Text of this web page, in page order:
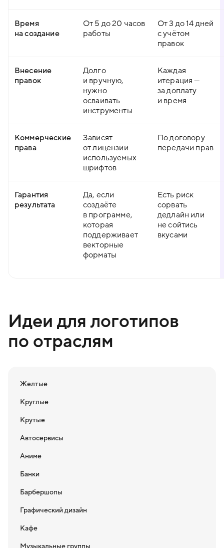
Время
на создание
От 5 до 20 часов
работы
От 3 до 14 дней
с учётом
правок
Внесение
правок
Долго
и вручную,
нужно
осваивать
инструменты
Каждая
итерация —
за доплату
и время
Коммерческие
права
Зависят
от лицензии
используемых
шрифтов
По договору
передачи прав
Гарантия
результата
Да, если
создаёте
в программе,
которая
поддерживает
векторные
форматы
Есть риск
сорвать
дедлайн или
не сойтись
вкусами
Идеи для логотипов
по отраслям
Желтые
Круглые
Крутые
Автосервисы
Аниме
Банки
Барбершопы
Графический дизайн
Кафе
Музыкальные группы